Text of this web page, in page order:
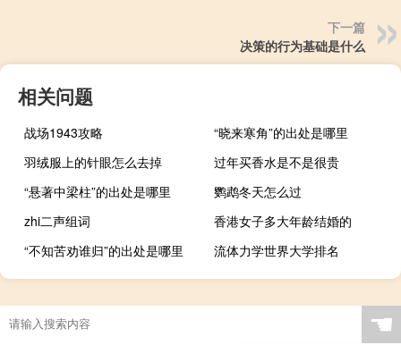
下一篇
决策的行为基础是什么
相关问题
战场1943攻略
“晓来寒角”的出处是哪里
羽绒服上的针眼怎么去掉
过年买香水是不是很贵
“悬著中梁柱”的出处是哪里
鹦鹉冬天怎么过
zhi二声组词
香港女子多大年龄结婚的
“不知苦劝谁归”的出处是哪里
流体力学世界大学排名
☚